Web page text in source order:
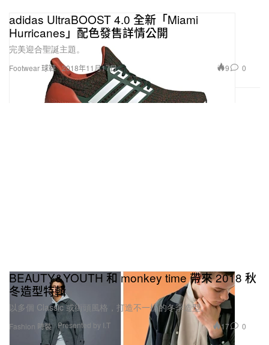
Footwear 球鞋
adidas UltraBOOST 4.0 全新「Miami
Hurricanes」配色發售詳情公開
完美迎合聖誕主題。
2018年11月17日 9 0
Fashion 時裝
BEAUTY&YOUTH 和 monkey time 帶來 2018 秋
冬造型特輯
以多個 Classic 或街頭風格，打造不一樣的冬季造型。
Presented by I.T 17 0